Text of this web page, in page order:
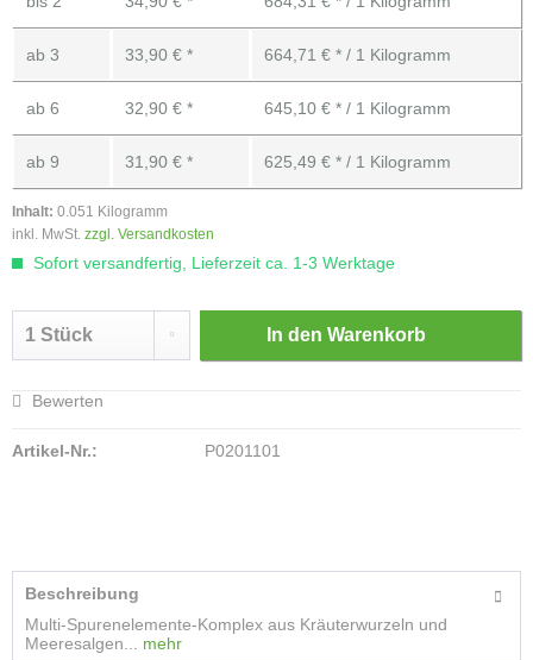
ab 3 33,90 € * 664,71 € * / 1 Kilogramm
ab 6 32,90 € * 645,10 € * / 1 Kilogramm
ab 9 31,90 € * 625,49 € * / 1 Kilogramm
Inhalt: 0.051 Kilogramm
inkl. MwSt. zzgl. Versandkosten
Sofort versandfertig, Lieferzeit ca. 1-3 Werktage
In den Warenkorb
Bewerten
Artikel-Nr.: P0201101
Beschreibung
Multi-Spurenelemente-Komplex aus Kräuterwurzeln und
Meeresalgen...
mehr